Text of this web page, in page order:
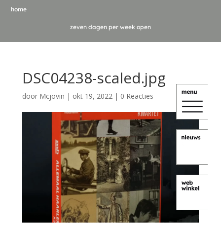
home
zeven dagen per week open
DSC04238-scaled.jpg
door Mcjovin | okt 19, 2022| 0 Reacties